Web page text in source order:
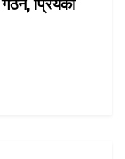
गठन, प्रियंका